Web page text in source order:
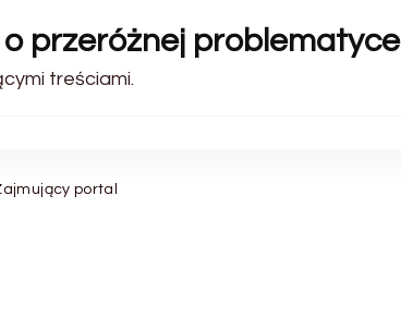
przeróżnej problematyce
treściami.
portal